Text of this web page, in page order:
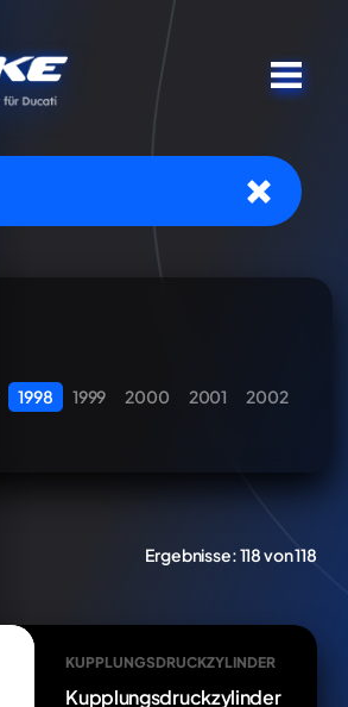
1998 1999 2000 2001
2002
Ergebnisse:118 von 118
KUPPLUNGSDRUCKZYLINDER
Kupplungsdruckzylinder